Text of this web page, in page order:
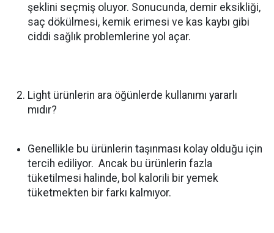
şeklini seçmiş oluyor. Sonucunda, demir eksikliği,
saç dökülmesi, kemik erimesi ve kas kaybı gibi
ciddi sağlık problemlerine yol açar.
Light ürünlerin ara öğünlerde kullanımı yararlı
mıdır?
Genellikle bu ürünlerin taşınması kolay olduğu için
tercih ediliyor. Ancak bu ürünlerin fazla
tüketilmesi halinde, bol kalorili bir yemek
tüketmekten bir farkı kalmıyor.